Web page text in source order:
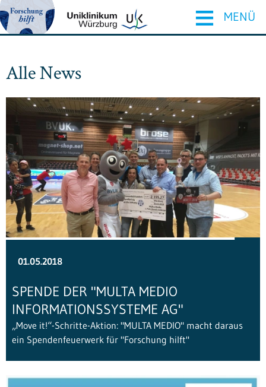
≡ MENÜ
Alle News
01.05.2018
SPENDE DER "MULTA MEDIO
INFORMATIONSSYSTEME AG"
„Move it!“-Schritte-Aktion: "MULTA MEDIO" macht daraus
ein Spendenfeuerwerk für "Forschung hilft"